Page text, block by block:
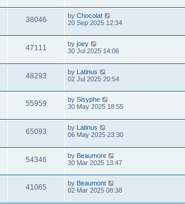
38046 by Chocolat
20 Sep 2025 12:34
47111 by joey
30 Jul 2025 14:06
48293 by Latinus
02 Jul 2025 20:54
55959 by Sisyphe
30 May 2025 18:55
65093 by Latinus
06 May 2025 23:30
54346 by Beaumont
30 Mar 2025 13:47
41065 by Beaumont
02 Mar 2025 08:38